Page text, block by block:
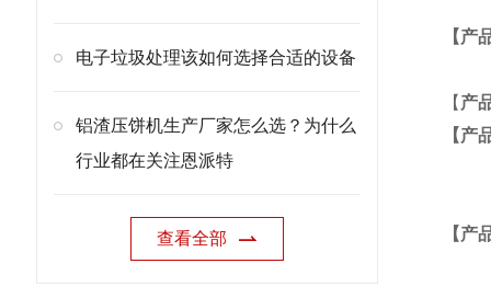
电子垃圾处理该如何选择合适的设备
铝渣压饼机生产厂家怎么选？为什么
行业都在关注恩派特
查看全部
【产
【 产
【产
【产